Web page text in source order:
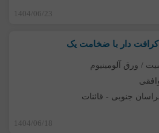
1404/06/23
دار با ضخامت یک
/ ورق آلومینیوم
جنوبی - قائنات
1404/06/18